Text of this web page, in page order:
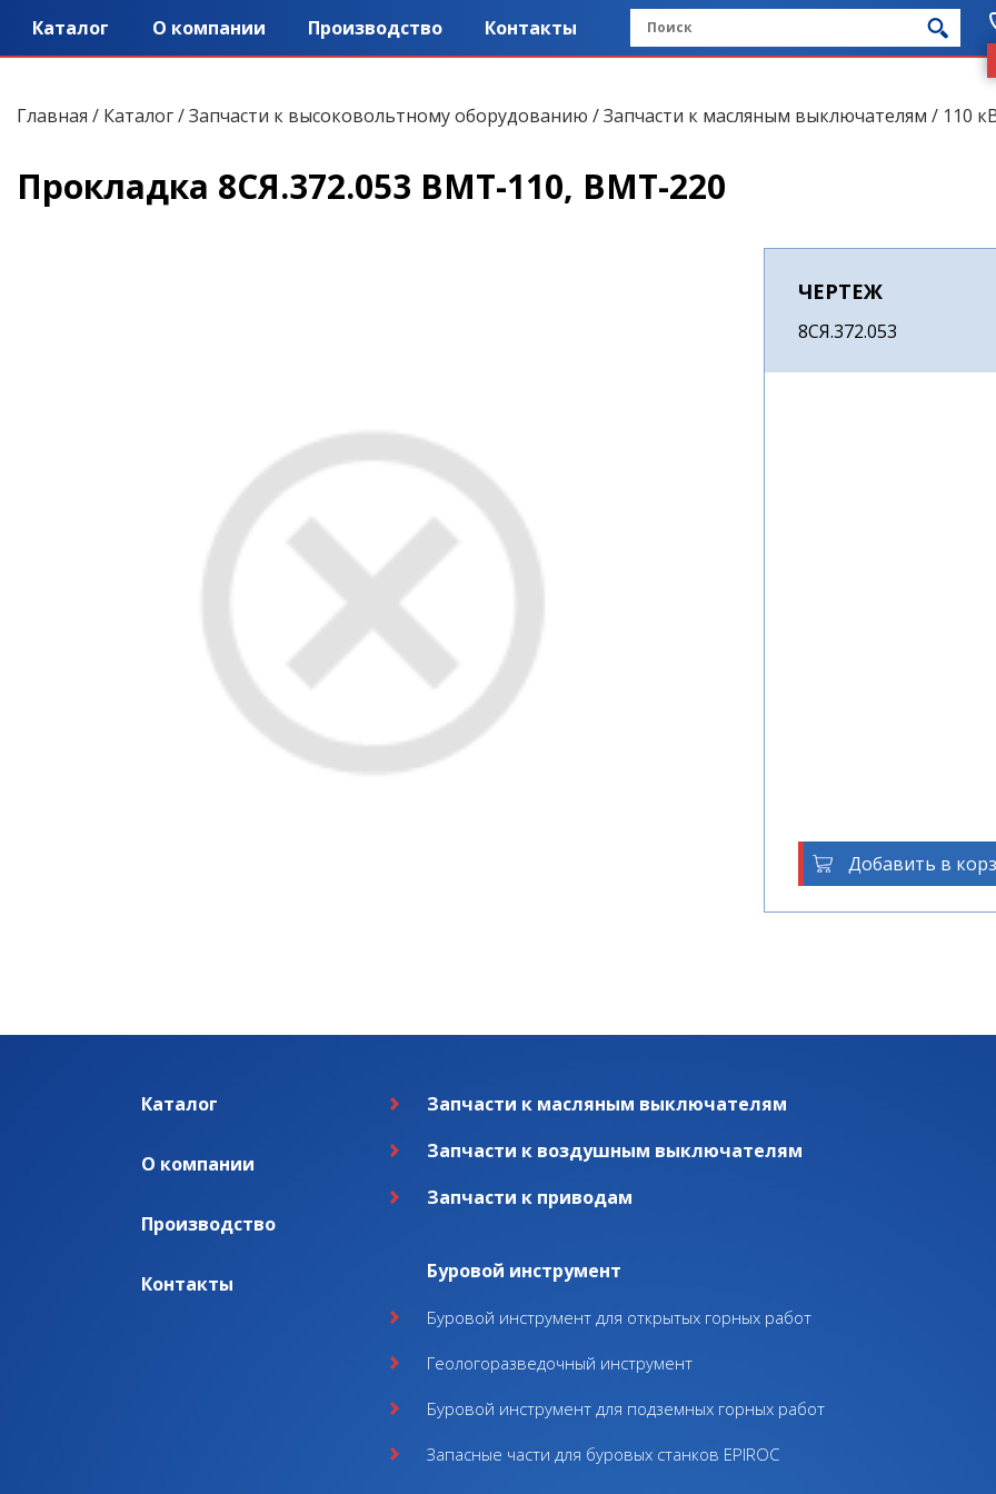
Каталог О компании Производство Контакты
Главная / Каталог/Запчасти к высоковольтному оборудованию /Запчасти к масляным выключателям / 110
Прокладка 8СЯ.372.053 ВМТ-110, ВМТ-220
ЧЕРТЕЖ
8СЯ.372.053
Добавить в
Каталог
О компании
Производство
Контакты
Запчасти к масляным выключателям
Запчасти к воздушным выключателям
Запчасти к приводам
Буровой инструмент
Буровой инструмент для открытых горных работ
Геологоразведочный инструмент
Буровой инструмент для подземных горных работ
Запасные части для буровых станков EPIROC